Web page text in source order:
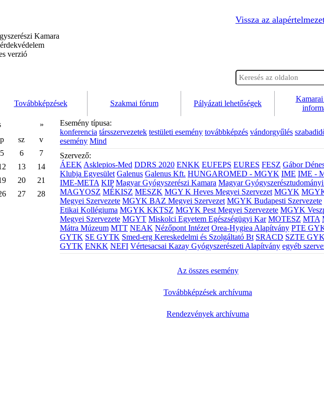
Kamara
verzió
Vissza az
Továbbképzések Szakmai fórum Pályázati lehetőségek
Kamarai
»
p sz
v
5 6
7
13
14
20
21
27
28
Esemény típusa:
konferencia társszervezetek testületi esemény továbbképzés vándorgyűlés
esemény Mind
Szervező:
ÁEEK Asklepios-Med DDRS 2020 ENKK EUFEPS EURES FESZ Gábor
Klubja Egyesület Galenus Galenus Kft. HUNGAROMED - MGYK IME IME -
IME-META KIP Magyar Gyógyszerészi Kamara Magyar
MAGYOSZ MÉKISZ MESZK MGY K Heves Megyei Szervezet MGYK
Megyei Szervezete MGYK BAZ Megyei Szervezet MGYK Budapesti Szervezete
Etikai Kollégiuma MGYK KKTSZ MGYK Pest Megyei Szervezete MGYK
Megyei Szervezete MGYT Miskolci Egyetem Egészségügyi Kar MOTESZ MTA
Mátra Múzeum MTT NEAK Nézőpont Intézet Orea-Hygiea Alapítvány PTE
GYTK SE GYTK Smed-erg Kereskedelmi és Szolgáltató Bt SRACD SZTE GYK
GYTK ENKK NEFI Vértesacsai Kazay Gyógyszerészeti Alapítvány egyéb
Az összes esemény
Továbbképzések archívuma
Rendezvények archívuma